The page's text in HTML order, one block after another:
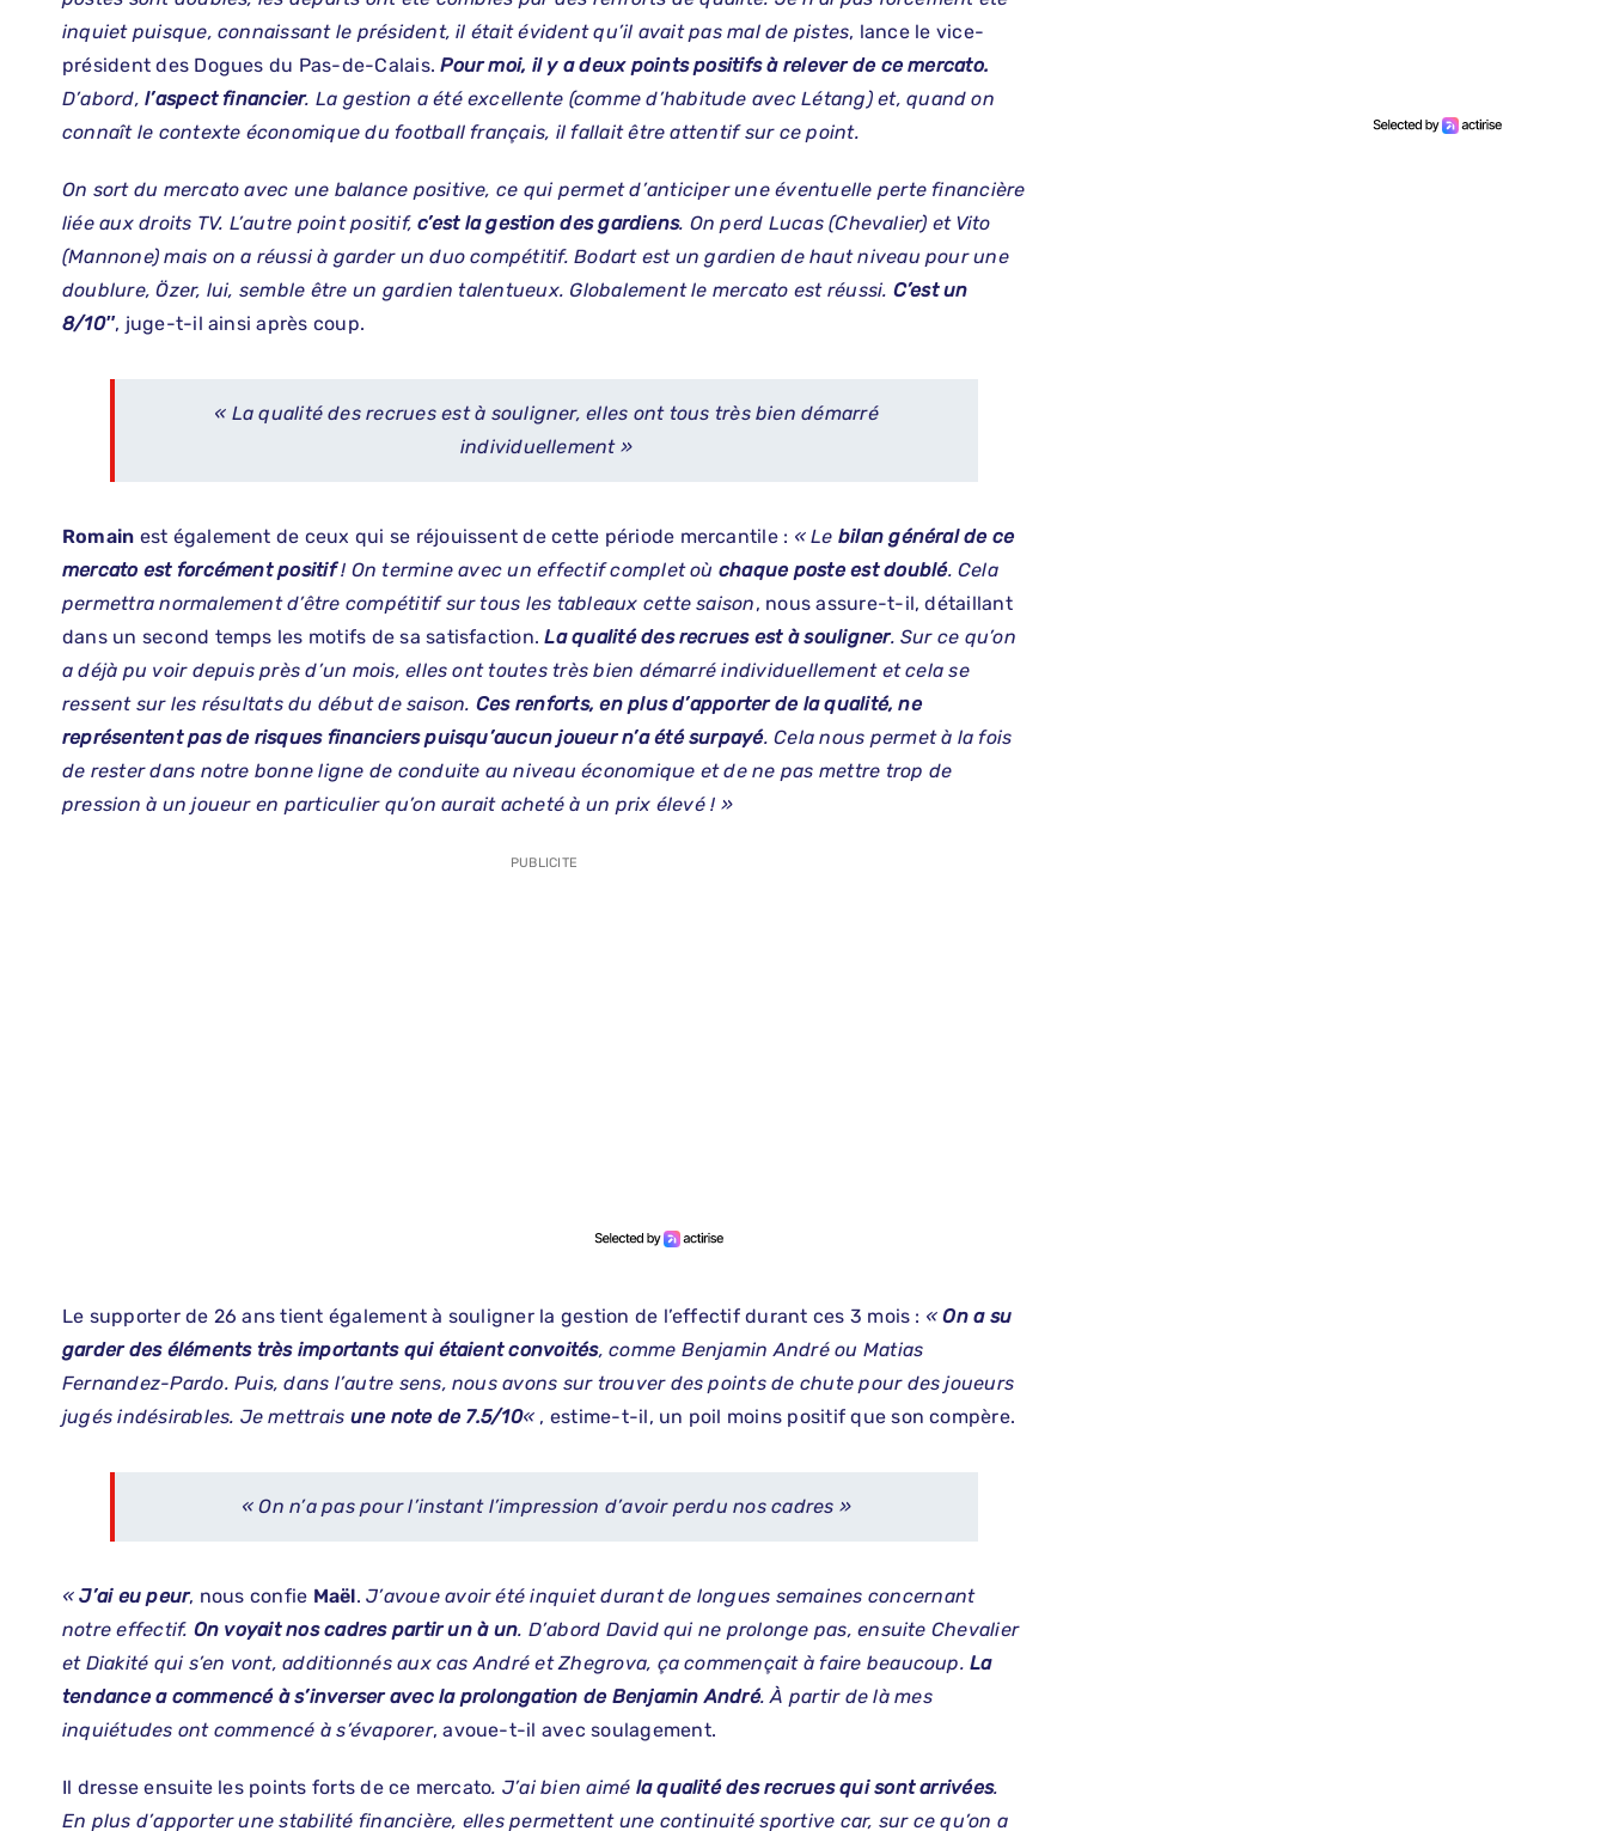
inquiet puisque, connaissant le président, il était évident qu’il avait pas mal de pistes, lance le vice-
président des Dogues du Pas-de-Calais.Pour moi, il y a deux points positifs à relever de ce mercato.
D’abord,l’aspect financier. La gestion a été excellente (comme d’habitude avec Létang) et, quand on
connaît le contexte économique du football français, il fallait être attentif sur ce point.
On sort du mercato avec une balance positive, ce qui permet d’anticiper une éventuelle perte financière
liée aux droits TV. L’autre point positif,c’est la gestion des gardiens. On perd Lucas (Chevalier) et Vito
(Mannone) mais on a réussi à garder un duo compétitif. Bodart est un gardien de haut niveau pour une
doublure, Özer, lui, semble être un gardien talentueux. Globalement le mercato est réussi. C’est un
8/10″, juge-t-il ainsi après coup.
« La qualité des recrues est à souligner, elles ont tous très bien démarré
individuellement »
Romain est également de ceux qui se réjouissent de cette période mercantile : « Le bilan général de ce
mercato est forcément positif! On termine avec un effectif complet où chaque poste est doublé. Cela
permettra normalement d’être compétitif sur tous les tableaux cette saison, nous assure-t-il, détaillant
dans un second temps les motifs de sa satisfaction.La qualité des recrues est à souligner. Sur ce qu’on
a déjà pu voir depuis près d’un mois, elles ont toutes très bien démarré individuellement et cela se
ressent sur les résultats du début de saison. Ces renforts, en plus d’apporter de la qualité, ne
représentent pas de risques financiers puisqu’aucun joueur n’a été surpayé. Cela nous permet à la fois
de rester dans notre bonne ligne de conduite au niveau économique et de ne pas mettre trop de
pression à un joueur en particulier qu’on aurait acheté à un prix élevé ! »
PUBLICITE
Le supporter de 26 ans tient également à souligner la gestion de l’effectif durant ces 3 mois : «On a su
garder des éléments très importants qui étaient convoités, comme Benjamin André ou Matias
Fernandez-Pardo. Puis, dans l’autre sens, nous avons sur trouver des points de chute pour des joueurs
jugés indésirables. Je mettrais une note de 7.5/10« , estime-t-il, un poil moins positif que son compère.
« On n’a pas pour l’instant l’impression d’avoir perdu nos cadres »
«J’ai eu peur, nous confie Maël.J’avoue avoir été inquiet durant de longues semaines concernant
notre effectif. On voyait nos cadres partir un à un. D’abord David qui ne prolonge pas, ensuite Chevalier
et Diakité qui s’en vont, additionnés aux cas André et Zhegrova, ça commençait à faire beaucoup.La
tendance a commencé à s’inverser avec la prolongation de Benjamin André. À partir de là mes
inquiétudes ont commencé à s’évaporer, avoue-t-il avec soulagement.
Il dresse ensuite les points forts de ce mercato. J’ai bien aimé la qualité des recrues qui sont arrivées.
En plus d’apporter une stabilité financière, elles permettent une continuité sportive car, sur ce qu’on a